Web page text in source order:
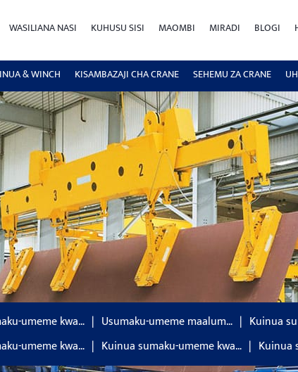
WASILIANA NASI KUHUSU SISI MAOMBI MIRADI BLOGI
& WINCH KISAMBAZAJI CHA CRANE SEHEMU ZA CRANE
umeme kwa… Usumaku-umeme maalum…
Kuinua
umeme kwa…
Kuinua sumaku-umeme kwa… Kuinua